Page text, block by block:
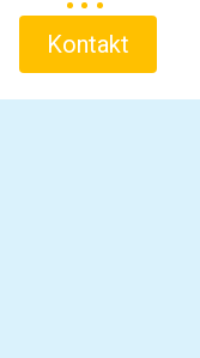
Kontakt